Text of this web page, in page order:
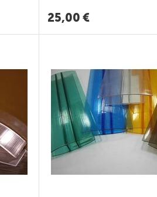
25,00 €